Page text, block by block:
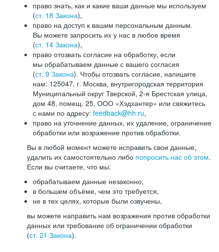
право знать, как и какие ваши данные мы используем
(ст. 18 Закона),
право на доступ к вашим персональным данным.
Вы можете запросить их у нас в любое время
(ст. 14 Закона),
право отозвать согласие на обработку, если
мы обрабатываем данные с вашего согласия
(ст. 9 Закона). Чтобы отозвать согласие, напишите
нам: 125047, г. Москва, внутригородская территория
Муниципальный округ Тверской, 2-я Брестская улица,
дом 48, помещ. 25, ООО «Хэдхантер» или свяжитесь
с нами по адресу: feedback@hh.ru,
право на уточнение данных, их удаление, ограничение
обработки или возражение против обработки.
Вы в любой момент можете исправить свои данные,
удалить их самостоятельно либо попросить нас об этом.
Если вы считаете, что мы:
обрабатываем данные незаконно,
в большем объёме, чем это требуется,
не в тех целях, которые были озвучены,
вы можете направить нам возражения против обработки
данных или требование об ограничении обработки
(ст. 21 Закона).